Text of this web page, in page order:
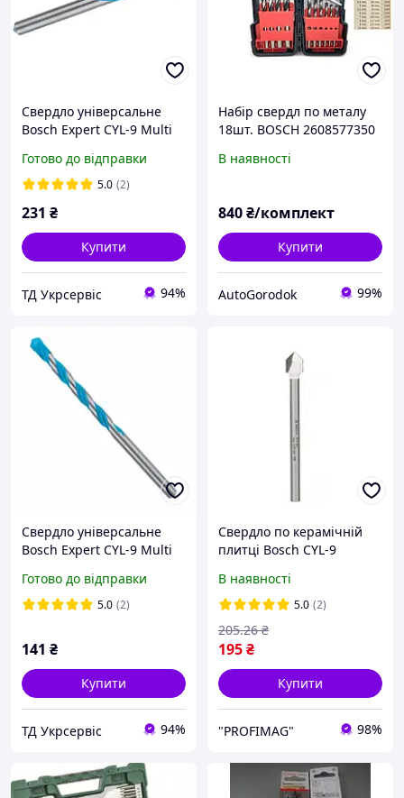
Свердло універсальне
Bosch Expert CYL-9 Multi
мм (2608900626)
Готово до відправки
5.0 (2)
231 ₴
Купити
ТД Укрсервіс 94%
Набір свердл по металу
18шт. BOSCH 2608577350
В наявності
840₴/комплект
Купити
AutoGorodok 99%
Свердло універсальне
Bosch Expert CYL-9 Multi
(2608900611)
Готово до відправки
5.0 (2)
141 ₴
Купити
ТД Укрсервіс 94%
Свердло по керамічній
плитці Bosch CYL-9
(2608587165)
В наявності
5.0 (2)
195₴
205.26 ₴
Купити
"PROFIMAG" 98%